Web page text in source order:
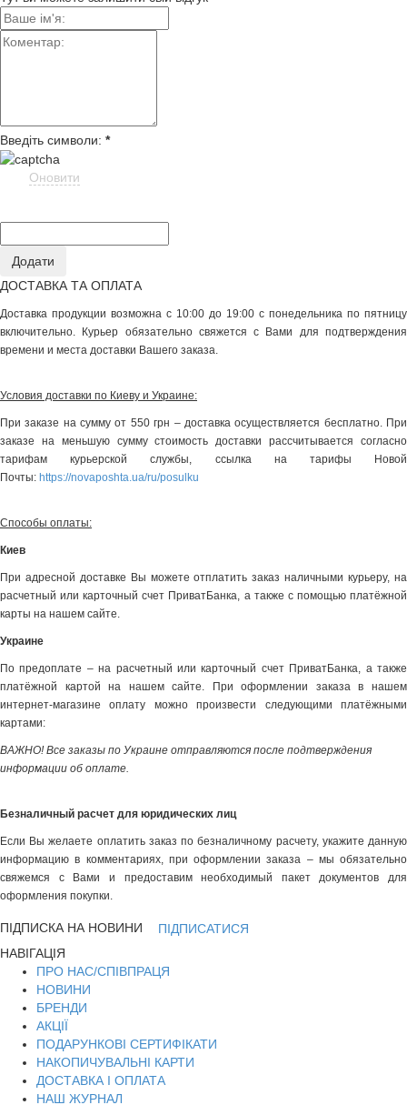
Введіть символи: *
Оновити
ДОСТАВКА ТА ОПЛАТА
Доставка продукции возможна с 10:00 до 19:00 с понедельника по пятницу
включительно. Курьер обязательно свяжется с Вами для подтверждения
времени и места доставки Вашего заказа.
Условия доставки по Киеву и Украине:
При заказе на сумму от 550 грн – доставка осуществляется бесплатно. При
заказе на меньшую сумму стоимость доставки рассчитывается согласно
тарифам курьерской службы, ссылка на тарифы Новой
Почты: https://novaposhta.ua/ru/posulku
Способы оплаты:
Киев
При адресной доставке Вы можете отплатить заказ наличными курьеру, на
расчетный или карточный счет ПриватБанка, а также с помощью платёжной
карты на нашем сайте.
Украине
По предоплате – на расчетный или карточный счет ПриватБанка, а также
платёжной картой на нашем сайте. При оформлении заказа в нашем
интернет-магазине оплату можно произвести следующими платёжными
картами:
ВАЖНО! Все заказы по Украине отправляются после подтверждения
информации об оплате.
Безналичный расчет для юридических лиц
Если Вы желаете оплатить заказ по безналичному расчету, укажите данную
информацию в комментариях, при оформлении заказа – мы обязательно
свяжемся с Вами и предоставим необходимый пакет документов для
оформления покупки.
ПІДПИСКА НА НОВИНИ
ПІДПИСАТИСЯ
НАВІГАЦІЯ
ПРО НАС/СПІВПРАЦЯ
НОВИНИ
БРЕНДИ
АКЦІЇ
ПОДАРУНКОВІ СЕРТИФІКАТИ
НАКОПИЧУВАЛЬНІ КАРТИ
ДОСТАВКА І ОПЛАТА
НАШ ЖУРНАЛ